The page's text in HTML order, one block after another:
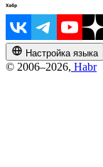
Настройка языка
© 2006–2026, Habr